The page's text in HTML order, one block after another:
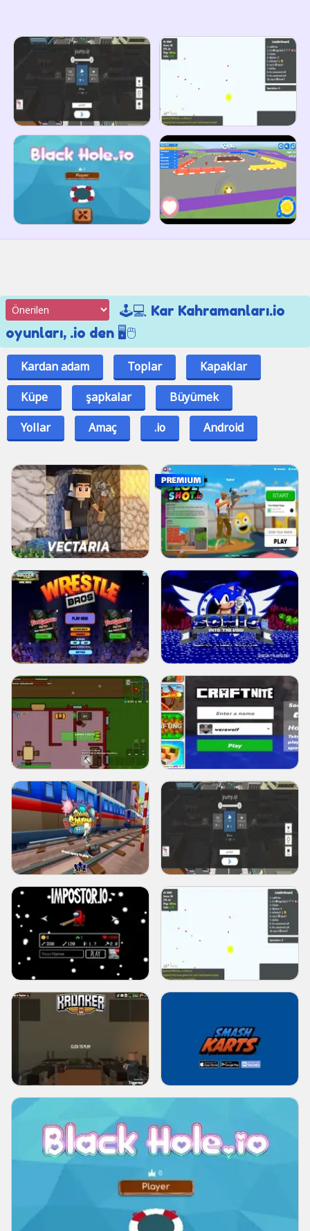
🕹️💻 Kar Kahramanları.io
oyunları, .io den 🖥️🖱️
Kardan adam Toplar
Kapaklar
Küpe
şapkalar
Büyümek
Yollar
Amaç .io Android